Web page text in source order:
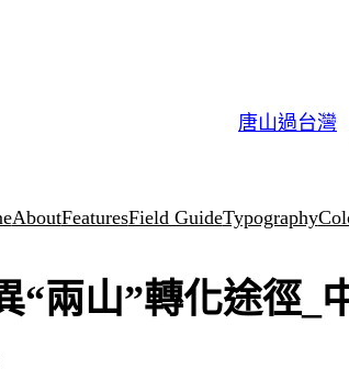
唐山過台灣
AboutFeaturesField GuideTypography
“兩山”轉化途徑_